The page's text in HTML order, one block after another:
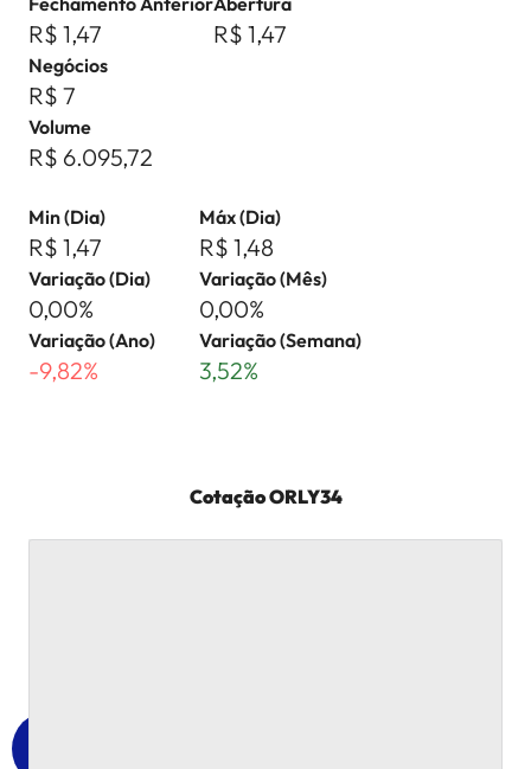
R$ 1,47 R$ 1,47
Negócios
R$ 7
Volume
R$ 6.095,72
Min (Dia)
R$ 1,47
Máx (Dia)
R$ 1,48
Variação (Dia)
0,00%
Variação (Mês)
0,00%
Variação (Ano)
-9,82%
Variação (Semana)
3,52%
CotaçãoORLY34